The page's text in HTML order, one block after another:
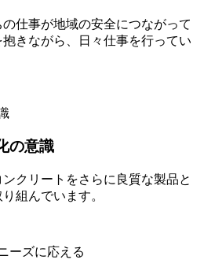
仕事が地域の安全につながって
きながら、日々仕事を行ってい
の意識
ンクリートをさらに良質な製品と
組んでいます。